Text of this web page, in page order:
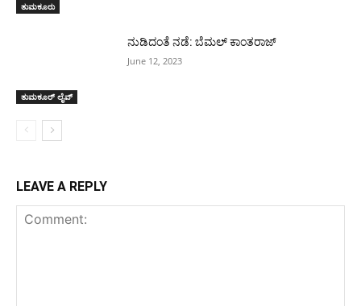
ತುಮಕೂರು
ತುಮಕೂರ್ ಲೈವ್
ನುಡಿದಂತೆ ನಡೆ: ಬೆಮಲ್ ಕಾಂತರಾಜ್
June 12, 2023
LEAVE A REPLY